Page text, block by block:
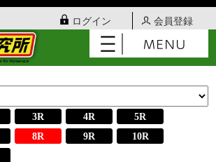
ログイン 会員登録
3R 4R
5R
8R 9R
10R